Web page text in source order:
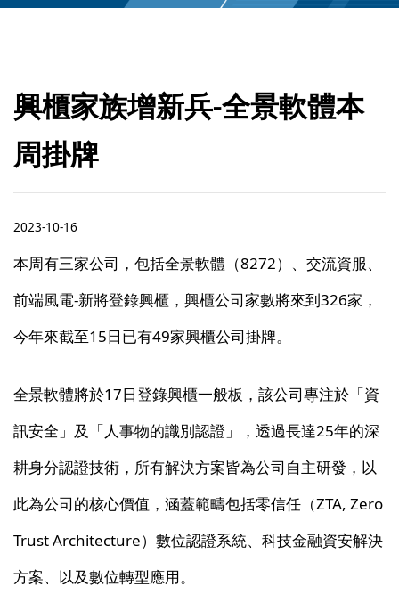
興櫃家族增新兵-全景軟體本
周掛牌
2023-10-16
本周有三家公司，包括全景軟體（8272）、交流資服、
前端風電-新將登錄興櫃，興櫃公司家數將來到326家，
今年來截至15日已有49家興櫃公司掛牌。
全景軟體將於17日登錄興櫃一般板，該公司專注於「資
訊安全」及「人事物的識別認證」，透過長達25年的深
耕身分認證技術，所有解決方案皆為公司自主研發，以
此為公司的核心價值，涵蓋範疇包括零信任（ZTA, Zero
Trust Architecture）數位認證系統、科技金融資安解決
方案、以及數位轉型應用。